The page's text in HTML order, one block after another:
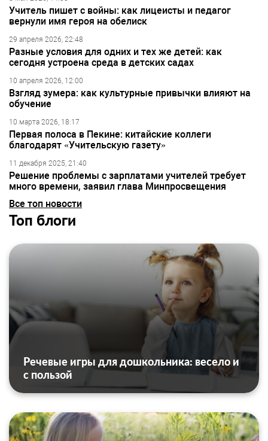
Учитель пишет с войны: как лицеисты и педагог
вернули имя героя на обелиск
29 апреля 2026, 22:48
Разные условия для одних и тех же детей: как
сегодня устроена среда в детских садах
10 апреля 2026, 12:00
Взгляд зумера: как культурные привычки влияют на
обучение
10 марта 2026, 18:17
Первая полоса в Пекине: китайские коллеги
благодарят «Учительскую газету»
11 декабря 2025, 21:40
Решение проблемы с зарплатами учителей требует
много времени, заявил глава Минпросвещения
Все топ новости
Топ блоги
Речевые игры для дошкольника: весело и
с пользой